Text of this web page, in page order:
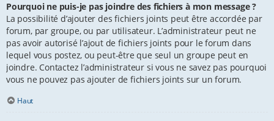
Pourquoi ne puis-je pas joindre des fichiers à mon message ?
La possibilité d’ajouter des fichiers joints peut être accordée par
forum, par groupe, ou par utilisateur. L’administrateur peut ne
pas avoir autorisé l’ajout de fichiers joints pour le forum dans
lequel vous postez, ou peut-être que seul un groupe peut en
joindre. Contactez l’administrateur si vous ne savez pas pourquoi
vous ne pouvez pas ajouter de fichiers joints sur un forum.
Haut